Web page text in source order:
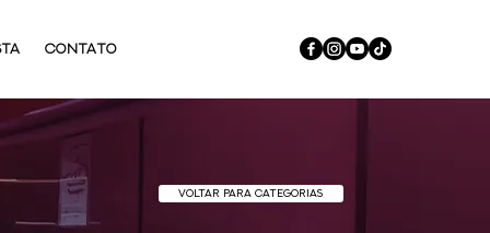
CONTATO
VOLTAR PARA CATEGORIAS